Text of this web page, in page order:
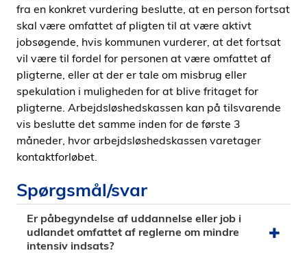
fra en konkret vurdering beslutte, at en person fortsat
skal være omfattet af pligten til at være aktivt
jobsøgende, hvis kommunen vurderer, at det fortsat
vil være til fordel for personen at være omfattet af
pligterne, eller at der er tale om misbrug eller
spekulation i muligheden for at blive fritaget for
pligterne. Arbejdsløshedskassen kan på tilsvarende
vis beslutte det samme inden for de første 3
måneder, hvor arbejdsløshedskassen varetager
kontaktforløbet.
Spørgsmål/svar
Er påbegyndelse af uddannelse eller job i
udlandet omfattet af reglerne om mindre
intensiv indsats?